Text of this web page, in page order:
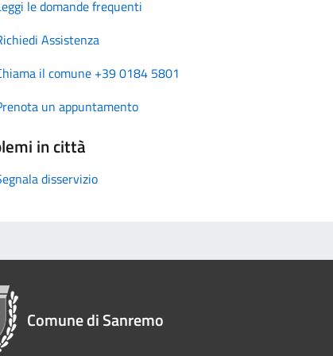
le domande frequenti
Assistenza
il comune +39 0184 5801
un appuntamento
in città
disservizio
Comune di Sanremo